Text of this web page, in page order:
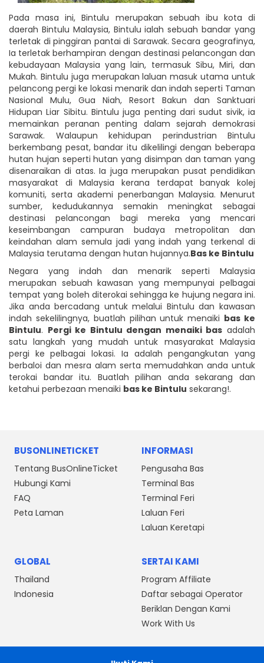
Pada masa ini, Bintulu merupakan sebuah ibu kota di
daerah Bintulu Malaysia, Bintulu ialah sebuah bandar yang
terletak di pinggiran pantai di Sarawak. Secara geografinya,
Ia terletak berhampiran dengan destinasi pelancongan dan
kebudayaan Malaysia yang lain, termasuk Sibu, Miri, dan
Mukah. Bintulu juga merupakan laluan masuk utama untuk
pelancong pergi ke lokasi menarik dan indah seperti Taman
Nasional Mulu, Gua Niah, Resort Bakun dan Sanktuari
Hidupan Liar Sibitu. Bintulu juga penting dari sudut sivik, ia
memainkan peranan penting dalam sejarah demokrasi
Sarawak. Walaupun kehidupan perindustrian Bintulu
berkembang pesat, bandar itu dikelilingi dengan beberapa
hutan hujan seperti hutan yang disimpan dan taman yang
disenaraikan di atas. Ia juga merupakan pusat pendidikan
masyarakat di Malaysia kerana terdapat banyak kolej
komuniti, serta akademi penerbangan Malaysia. Menurut
sumber, kedudukannya semakin meningkat sebagai
destinasi pelancongan bagi mereka yang mencari
keseimbangan campuran budaya metropolitan dan
keindahan alam semula jadi yang indah yang terkenal di
Malaysia terutama dengan hutan hujannya.Bas ke Bintulu
Negara yang indah dan menarik seperti Malaysia
merupakan sebuah kawasan yang mempunyai pelbagai
tempat yang boleh diterokai sehingga ke hujung negara ini.
Jika anda bercadang untuk melalui Bintulu dan kawasan
indah sekelilingnya, buatlah pilihan untuk menaiki bas ke
Bintulu. Pergi ke Bintulu dengan menaiki bas adalah
satu langkah yang mudah untuk masyarakat Malaysia
pergi ke pelbagai lokasi. Ia adalah pengangkutan yang
berbaloi dan mesra alam serta memudahkan anda untuk
terokai bandar itu. Buatlah pilihan anda sekarang dan
ketahui perbezaan menaiki bas ke Bintulu sekarang!.
BUSONLINETICKET
Tentang BusOnlineTicket
Hubungi Kami
FAQ
Peta Laman
INFORMASI
Pengusaha Bas
Terminal Bas
Terminal Feri
Laluan Feri
Laluan Keretapi
GLOBAL
Thailand
Indonesia
SERTAI KAMI
Program Affiliate
Daftar sebagai Operator
Beriklan Dengan Kami
Work With Us